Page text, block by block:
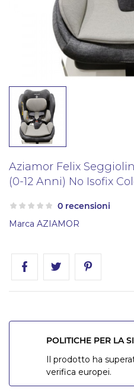
Aziamor Felix
(0-12 Anni) No Isofix
0 recensioni
Marca AZIAMOR
POLITICHE PER LA
Il prodotto ha
verifica europei.